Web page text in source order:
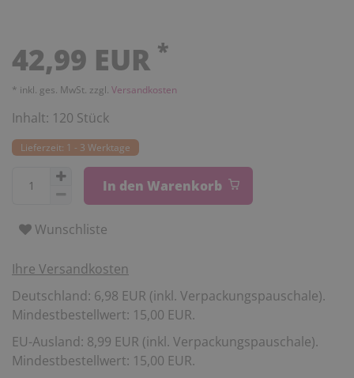
42,99 EUR *
* inkl. ges. MwSt. zzgl. Versandkosten
Inhalt: 120 Stück
Lieferzeit: 1 - 3 Werktage
In den Warenkorb
Wunschliste
Ihre Versandkosten
Deutschland: 6,98 EUR (inkl. Verpackungspauschale).
Mindestbestellwert: 15,00 EUR.
EU-Ausland: 8,99 EUR (inkl. Verpackungspauschale).
Mindestbestellwert: 15,00 EUR.